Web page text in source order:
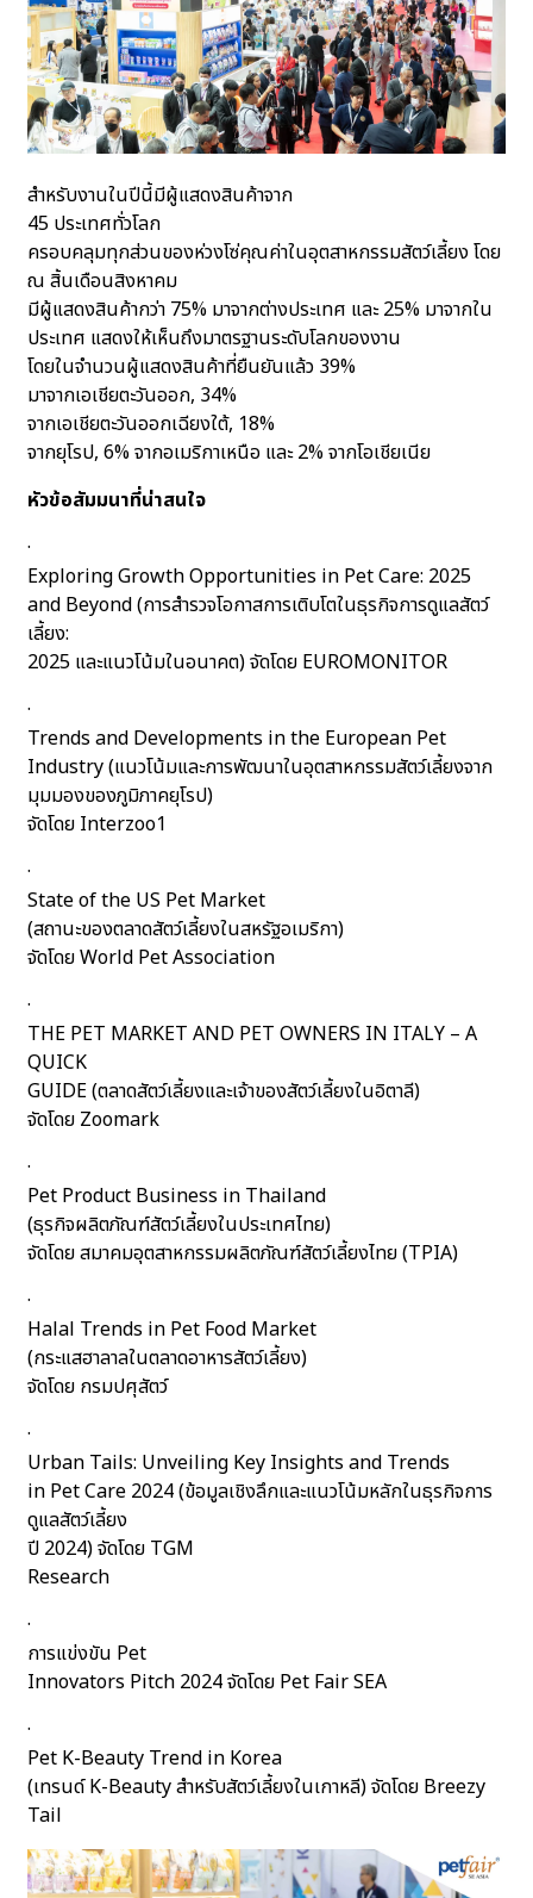
สำหรับงานในปีนี้มีผู้แสดงสินค้าจาก
45 ประเทศทั่วโลก
ครอบคลุมทุกส่วนของห่วงโซ่คุณค่าในอุตสาหกรรมสัตว์เลี้ยง โดย
ณ สิ้นเดือนสิงหาคม
มีผู้แสดงสินค้ากว่า 75% มาจากต่างประเทศ และ 25% มาจากใน
ประเทศ แสดงให้เห็นถึงมาตรฐานระดับโลกของงาน
โดยในจำนวนผู้แสดงสินค้าที่ยืนยันแล้ว 39%
มาจากเอเชียตะวันออก, 34%
จากเอเชียตะวันออกเฉียงใต้, 18%
จากยุโรป, 6% จากอเมริกาเหนือ และ 2% จากโอเชียเนีย
หัวข้อสัมมนาที่น่าสนใจ
·
Exploring Growth Opportunities in Pet Care: 2025
and Beyond (การสำรวจโอกาสการเติบโตในธุรกิจการดูแลสัตว์
เลี้ยง:
2025 และแนวโน้มในอนาคต) จัดโดย EUROMONITOR
·
Trends and Developments in the European Pet
Industry (แนวโน้มและการพัฒนาในอุตสาหกรรมสัตว์เลี้ยงจาก
มุมมองของภูมิภาคยุโรป)
จัดโดย Interzoo1
·
State of the US Pet Market
(สถานะของตลาดสัตว์เลี้ยงในสหรัฐอเมริกา)
จัดโดย World Pet Association
·
THE PET MARKET AND PET OWNERS IN ITALY – A
QUICK
GUIDE (ตลาดสัตว์เลี้ยงและเจ้าของสัตว์เลี้ยงในอิตาลี)
จัดโดย Zoomark
·
Pet Product Business in Thailand
(ธุรกิจผลิตภัณฑ์สัตว์เลี้ยงในประเทศไทย)
จัดโดย สมาคมอุตสาหกรรมผลิตภัณฑ์สัตว์เลี้ยงไทย (TPIA)
·
Halal Trends in Pet Food Market
(กระแสฮาลาลในตลาดอาหารสัตว์เลี้ยง)
จัดโดย กรมปศุสัตว์
·
Urban Tails: Unveiling Key Insights and Trends
in Pet Care 2024 (ข้อมูลเชิงลึกและแนวโน้มหลักในธุรกิจการ
ดูแลสัตว์เลี้ยง
ปี 2024) จัดโดย TGM
Research
·
การแข่งขัน Pet
Innovators Pitch 2024 จัดโดย Pet Fair SEA
·
Pet K-Beauty Trend in Korea
(เทรนด์ K-Beauty สำหรับสัตว์เลี้ยงในเกาหลี) จัดโดย Breezy
Tail